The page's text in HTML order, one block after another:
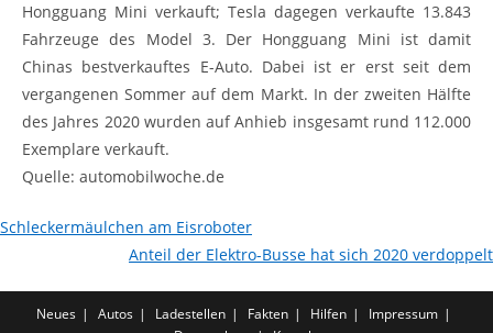
Hongguang Mini verkauft; Tesla dagegen verkaufte 13.843
Fahrzeuge des Model 3. Der Hongguang Mini ist damit
Chinas bestverkauftes E-Auto. Dabei ist er erst seit dem
vergangenen Sommer auf dem Markt. In der zweiten Hälfte
des Jahres 2020 wurden auf Anhieb insgesamt rund 112.000
Exemplare verkauft.
Quelle: automobilwoche.de
Schleckermäulchen am Eisroboter
Anteil der Elektro-Busse hat sich 2020 verdoppelt
Neues Autos Ladestellen Fakten Hilfen
Impressum